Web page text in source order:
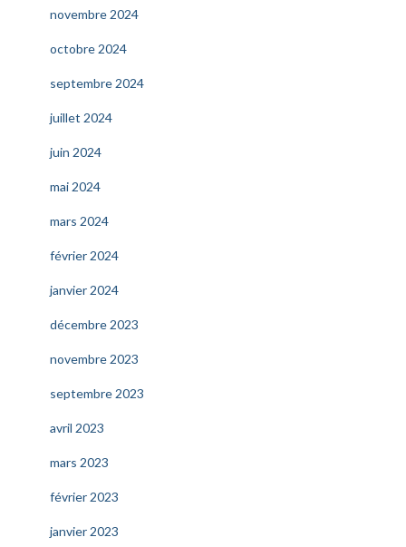
novembre 2024
octobre 2024
septembre 2024
juillet 2024
juin 2024
mai 2024
mars 2024
février 2024
janvier 2024
décembre 2023
novembre 2023
septembre 2023
avril 2023
mars 2023
février 2023
janvier 2023